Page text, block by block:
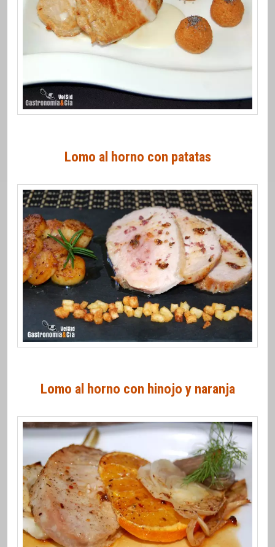
Lomo al horno con patatas
Lomo al horno con hinojo y naranja